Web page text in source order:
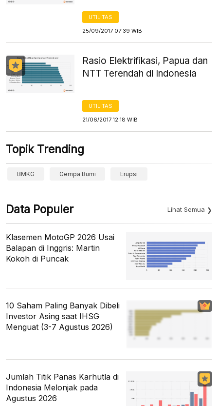
UTILITAS
25/09/2017 07:39 WIB
Rasio Elektrifikasi, Papua dan
NTT Terendah di Indonesia
UTILITAS
21/06/2017 12:18 WIB
Topik Trending
BMKG Gempa Bumi Erupsi
Data Populer Lihat Semua
Klasemen MotoGP 2026 Usai
Balapan di Inggris: Martin
Kokoh di Puncak
10 Saham Paling Banyak Dibeli
Investor Asing saat IHSG
Menguat (3-7 Agustus 2026)
Jumlah Titik Panas Karhutla di
Indonesia Melonjak pada
Agustus 2026